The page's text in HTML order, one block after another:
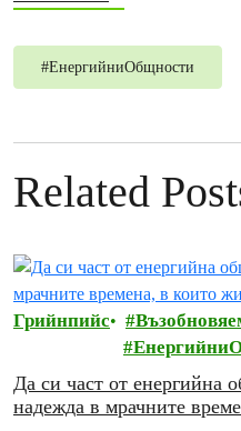
#ЕнергийниОбщности
Related
Грийнпийс
Да си част от енергийна
надежда в мрачните